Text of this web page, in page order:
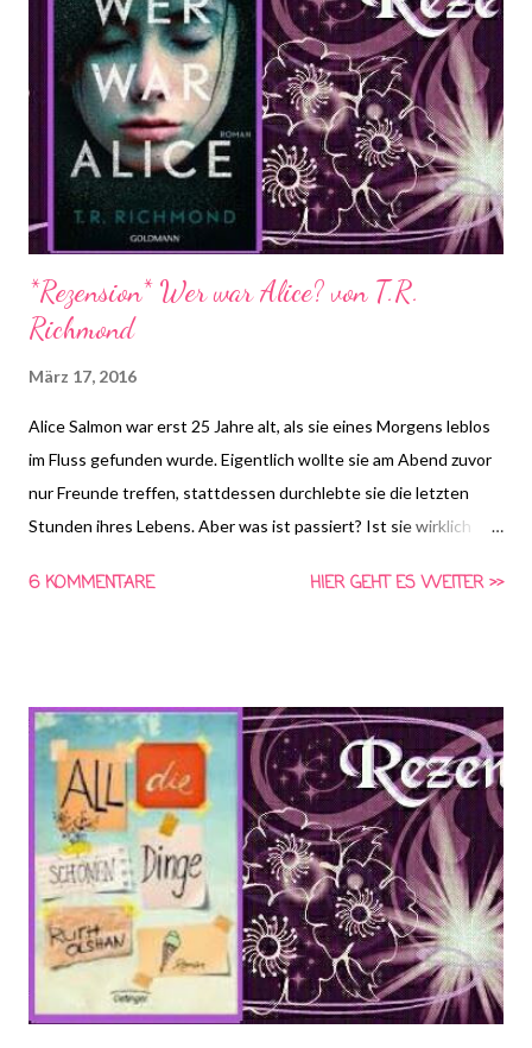
(Quelle: http://www.fischerverlage.de )
*Rezension* Wer war Alice? von T.R.
Richmond
März 17, 2016
Alice Salmon war erst 25 Jahre alt, als sie eines Morgens leblos
im Fluss gefunden wurde. Eigentlich wollte sie am Abend zuvor
nur Freunde treffen, stattdessen durchlebte sie die letzten
Stunden ihres Lebens. Aber was ist passiert? Ist sie wirklich
vermutet? War es ein tragischer Unfall? Die Nachricht ihres
Cooke ist erschüttert. Er macht sich daran, herauszufinden, was
in der Nacht tatsächlich geschah, und sammelt alles über Alice.
Er schreibt sogar ein Buch über den Fall. Nur warum ist er so
engagiert? Was hat er zu verbergen? Was haben ihr Exfreund
Luke und ihr Freund Ben mit der Sache zu tun? Und wer war
Alice?
6 KOMMENTARE HIER GEHT ES WEITER >>